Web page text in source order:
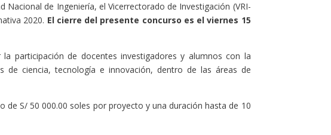
de Ingeniería, el Vicerrectorado de Investigación (VRI-
2020. El cierre del presente concurso es el viernes 15
participación de docentes investigadores y alumnos con la
ciencia, tecnología e innovación, dentro de las áreas de
S/ 50 000.00 soles por proyecto y una duración hasta de 10